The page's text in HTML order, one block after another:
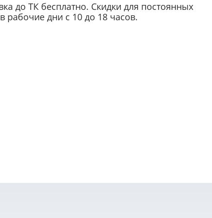
до ТК бесплатно. Скидки для постоянных
рабочие дни с 10 до 18 часов.